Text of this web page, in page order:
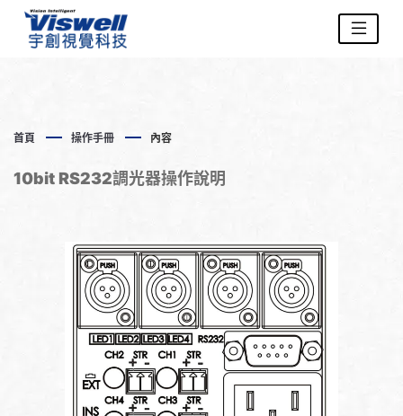
首頁 操作手冊 內容
10bit RS232調光器操作說明